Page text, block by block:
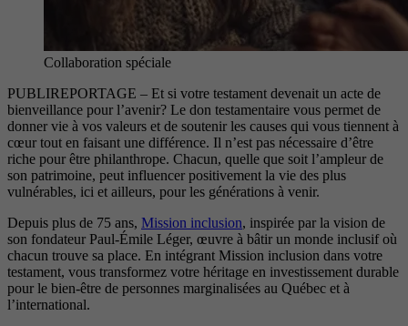
Collaboration spéciale
PUBLIREPORTAGE – Et si votre testament devenait un acte de
bienveillance pour l’avenir? Le don testamentaire vous permet de
donner vie à vos valeurs et de soutenir les causes qui vous tiennent à
cœur tout en faisant une différence. Il n’est pas nécessaire d’être
riche pour être philanthrope. Chacun, quelle que soit l’ampleur de
son patrimoine, peut influencer positivement la vie des plus
vulnérables, ici et ailleurs, pour les générations à venir.
Depuis plus de 75 ans, Mission inclusion, inspirée par la vision de
son fondateur Paul-Émile Léger, œuvre à bâtir un monde inclusif où
chacun trouve sa place. En intégrant Mission inclusion dans votre
testament, vous transformez votre héritage en investissement durable
pour le bien-être de personnes marginalisées au Québec et à
l’international.